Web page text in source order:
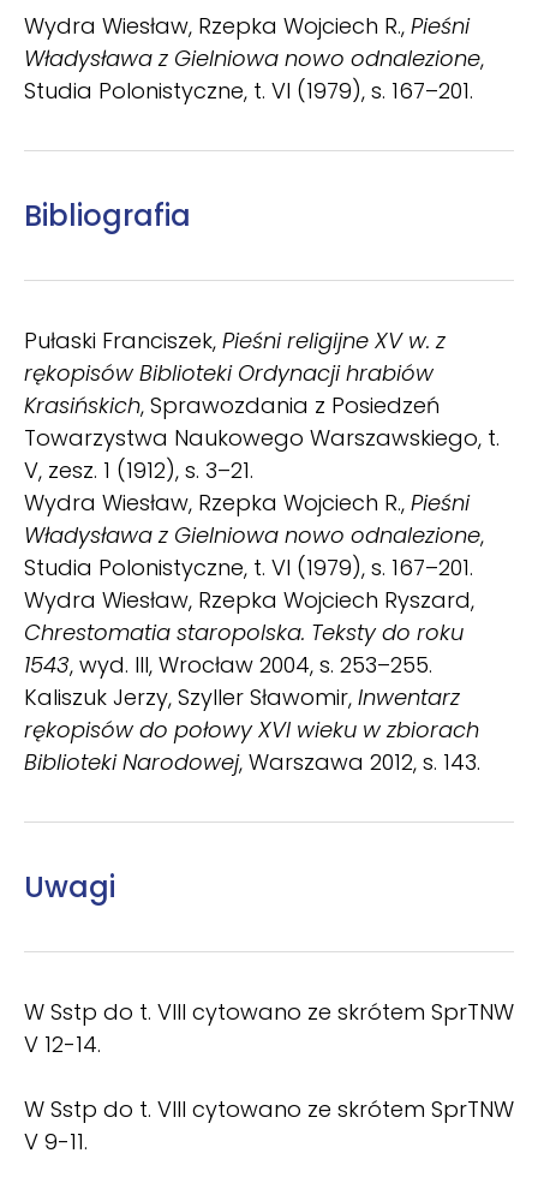
Wydra Wiesław, Rzepka Wojciech R., Pieśni
Władysława z Gielniowa nowo odnalezione,
Stu­dia Polonistyczne, t. VI (1979), s. 167–201.
Bibliografia
Pułaski Franciszek, Pieśni religijne XV w. z
rękopisów Biblioteki Ordynacji hrabiów
Krasińskich, Sprawozdania z Posiedzeń
Towarzystwa Naukowego Warszawskiego, t.
V, zesz. 1 (1912), s. 3–21.
Wydra Wiesław, Rzepka Wojciech R., Pieśni
Władysława z Gielniowa nowo odnalezione,
Stu­dia Polonistyczne, t. VI (1979), s. 167–201.
Wydra Wiesław, Rzepka Wojciech Ryszard,
Chrestomatia staropolska. Teksty do roku
1543, wyd. III, Wrocław 2004, s. 253–255.
Kaliszuk Jerzy, Szyller Sławomir, Inwentarz
rękopisów do połowy XVI wieku w zbiorach
Biblioteki Narodowej, Warszawa 2012, s. 143.
Uwagi
W Sstp do t. VIII cytowano ze skrótem SprTNW
V 12-14.
W Sstp do t. VIII cytowano ze skrótem SprTNW
V 9-11.